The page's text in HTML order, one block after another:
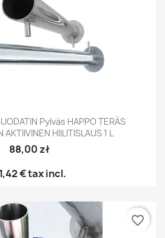
Pylväs HAPPO TERÄS
AKTIIVINEN HIILITISLAUS 1 L
88,00 zł
€tax incl.
favorite_border